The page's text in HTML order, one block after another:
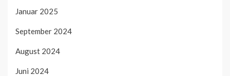
Januar 2025
September 2024
August 2024
Juni 2024